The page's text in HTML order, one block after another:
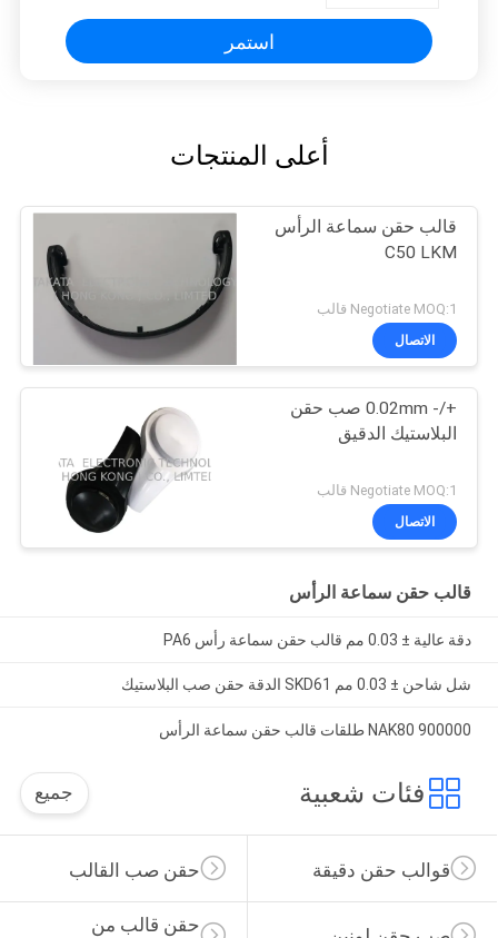
استمر
أعلى المنتجات
قالب حقن سماعة الرأس
C50 LKM
Negotiate MOQ:1 قالب
الاتصال
+/- 0.02mm صب حقن
البلاستيك الدقيق
Negotiate MOQ:1 قالب
الاتصال
قالب حقن سماعة الرأس
دقة عالية ± 0.03 مم قالب حقن سماعة رأس PA6
شل شاحن ± 0.03 مم SKD61 الدقة حقن صب البلاستيك
NAK80 900000 طلقات قالب حقن سماعة الرأس
فئات شعبية جميع
حقن صب القالب قوالب حقن دقيقة
حقن قالب من